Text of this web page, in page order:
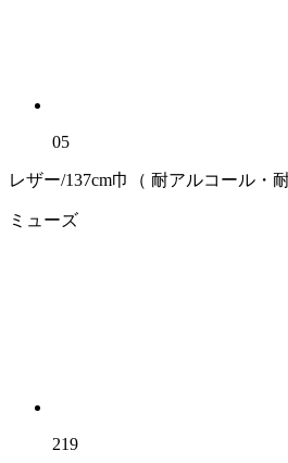
05
レザー/137cm巾（ 耐アルコール・
ミューズ
219